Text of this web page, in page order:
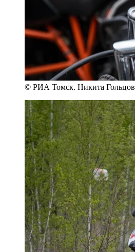
© РИА Томск. Никита Гольцов